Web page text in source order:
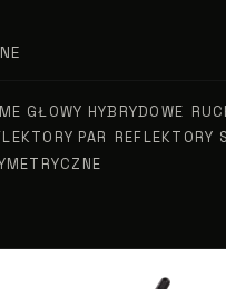
GŁOWY HYBRYDOWE
PAR REFLEKTORY